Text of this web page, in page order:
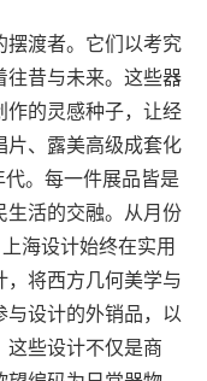
摆渡者。它们以考究
往昔与未来。这些器
作的灵感种子，让经
片、露美高级成套化
。每一件展品皆是
生活的交融。从月份
海设计始终在实用
，将西方几何美学与
与设计的外销品，以
这些设计不仅是商